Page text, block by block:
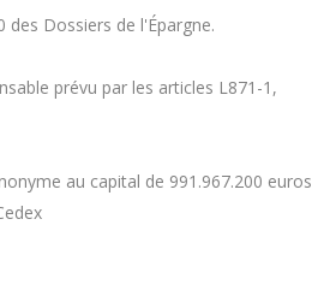
des Dossiers de l'Épargne.
prévu par les articles L871-1,
au capital de 991.967.200 euros